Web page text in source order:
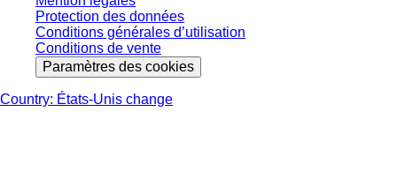
Protection des données
Conditions générales d’utilisation
Conditions de vente
Paramètres des cookies
Country: États-Unis change